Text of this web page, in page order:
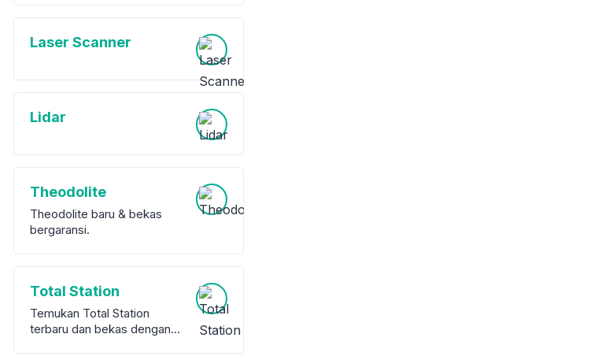
Laser Scanner
Lidar
Theodolite
Theodolite baru & bekas
bergaransi.
Total Station
Temukan Total Station
terbaru dan bekas dengan